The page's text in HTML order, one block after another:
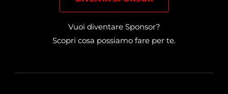
Vuoi diventare Sponsor?
Scopri cosa possiamo fare per te.